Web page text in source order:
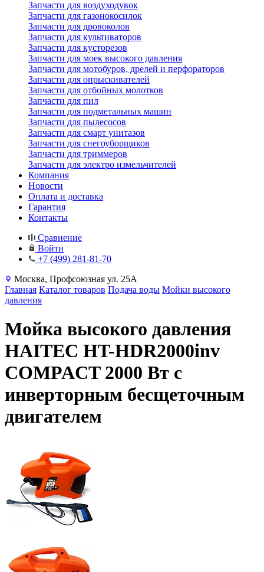
Запчасти для воздуходувок
Запчасти для газонокосилок
Запчасти для дровоколов
Запчасти для культиваторов
Запчасти для кусторезов
Запчасти для моек высокого давления
Запчасти для мотобуров, дрелей и перфораторов
Запчасти для опрыскивателей
Запчасти для отбойных молотков
Запчасти для пил
Запчасти для подметальных машин
Запчасти для пылесосов
Запчасти для смарт унитазов
Запчасти для снегоуборщиков
Запчасти для триммеров
Запчасти для электро измельчителей
Компания
Новости
Оплата и доставка
Гарантия
Контакты
Сравнение
Войти
+7 (499) 281-81-70
Москва, Профсоюзная ул. 25А
Главная Каталог товаров Подача воды Мойки высокого
давления
Мойка высокого давления
HAITEC HT-HDR2000inv
COMPACT 2000 Вт с
инверторным бесщеточным
двигателем